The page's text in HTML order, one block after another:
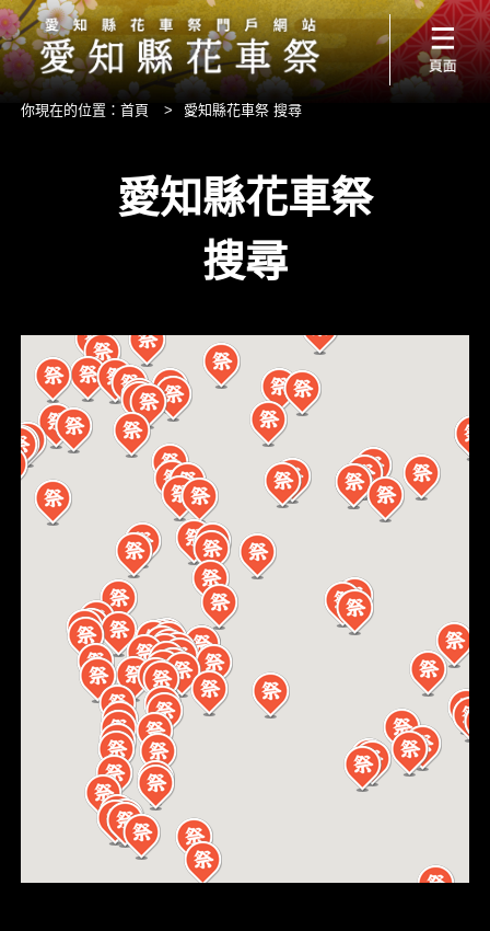
你現在的位置： 首頁 > 愛知縣花車祭 搜尋
愛知縣花車祭
搜尋